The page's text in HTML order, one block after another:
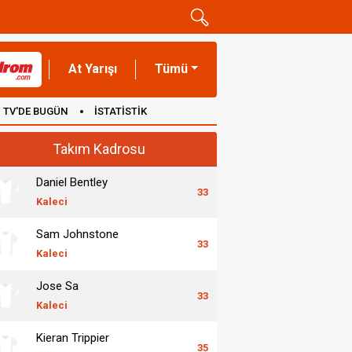
At Yarışı Tümü
TV'DE BUGÜN İSTATİSTİK
Takım Kadrosu
Daniel Bentley
Kaleci
33
Sam Johnstone
Kaleci
33
Jose Sa
Kaleci
33
Kieran Trippier
35